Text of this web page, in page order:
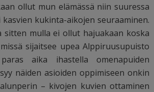
ollut mun elämässä niin suuressa
kukinta-aikojen seuraaminen.
sitten mulla ei ollut hajuakaan koska
sijaitsee upea Alppiruusupuisto
aika ihastella omenapuiden
näiden asioiden oppimiseen onkin
– kivojen kuvien ottaminen